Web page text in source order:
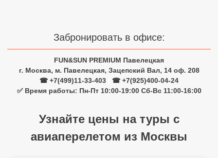
Забронировать в офисе:
FUN&SUN PREMIUM Павелецкая
г. Москва, м. Павелецкая, Зацепский Вал, 14 оф. 208
☎ +7(499)11-33-403
☎ +7(925)400-04-24
✅ Время работы: Пн-Пт 10:00-19:00 Сб-Вс 11:00-16:00
Узнайте цены на туры с
авиаперелетом из Москвы
Сетевые отели ОАЭ
Сетевые отели Таиланда
Сетевые отели Вьетнама